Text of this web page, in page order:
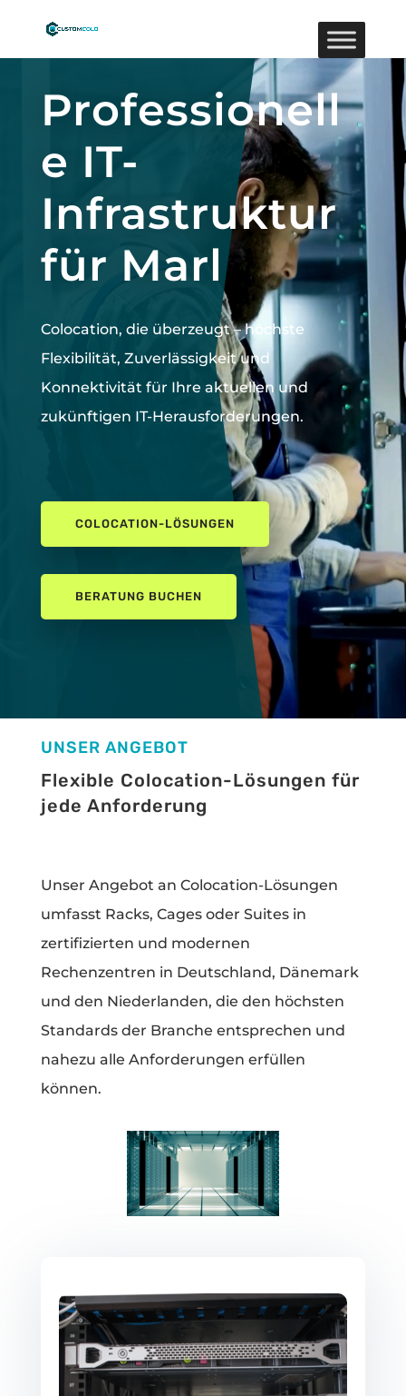
Professionell
e IT-
Infrastruktur
für Marl
Colocation, die überzeugt –höchste
Flexibilität, Zuverlässigkeit und
Konnektivität für Ihre aktuellen und
zukünftigen IT-Herausforderungen.
COLOCATION-LÖSUNGEN
BERATUNG BUCHEN
UNSER ANGEBOT
Flexible Colocation-Lösungen für
jede Anforderung
Unser Angebot an Colocation-Lösungen
umfasst Racks, Cages oder Suites in
zertifizierten und modernen
Rechenzentren in Deutschland, Dänemark
und den Niederlanden, die den höchsten
Standards der Branche entsprechen und
nahezu alle Anforderungen erfüllen
können.